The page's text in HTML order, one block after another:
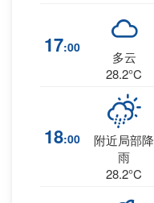
17:00
多云
28.2°C
18:00
附近局部降
雨
28.2°C